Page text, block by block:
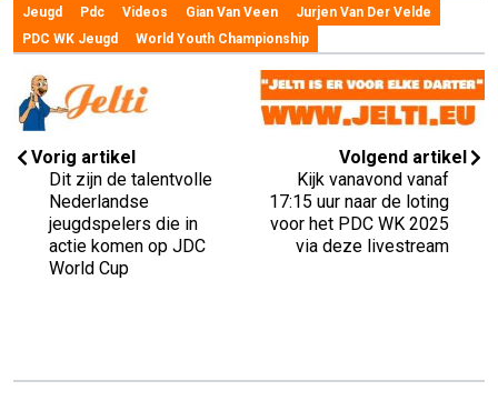
Jeugd Pdc Videos Gian Van Veen
Jurjen Van Der Velde
PDC WK Jeugd
World Youth Championship
Vorig artikel
Dit zijn de talentvolle
Nederlandse
jeugdspelers die in
actie komen op JDC
World Cup
Volgend artikel
Kijk vanavond vanaf
17:15 uur naar de loting
voor het PDC WK 2025
via deze livestream